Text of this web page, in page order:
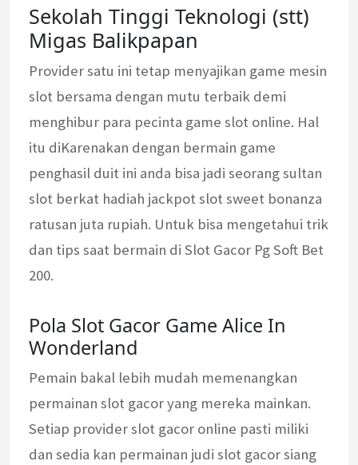
Sekolah Tinggi Teknologi (stt)
Migas Balikpapan
Provider satu ini tetap menyajikan game mesin
slot bersama dengan mutu terbaik demi
menghibur para pecinta game slot online. Hal
itu diKarenakan dengan bermain game
penghasil duit ini anda bisa jadi seorang sultan
slot berkat hadiah jackpot slot sweet bonanza
ratusan juta rupiah. Untuk bisa mengetahui trik
dan tips saat bermain di Slot Gacor Pg Soft Bet
200.
Pola Slot Gacor Game Alice In
Wonderland
Pemain bakal lebih mudah memenangkan
permainan slot gacor yang mereka mainkan.
Setiap provider slot gacor online pasti miliki
dan sedia kan permainan judi slot gacor siang